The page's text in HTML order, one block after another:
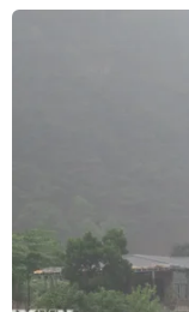
Chỉ đạo. Ban
lãnh đạo các
Côngnghệ; Bộ
Bộ Công
nông thôn;
Thành viên